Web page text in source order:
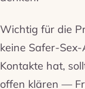
Wichtig für die
keine Safer-
Kontakte hat,
offen klären —